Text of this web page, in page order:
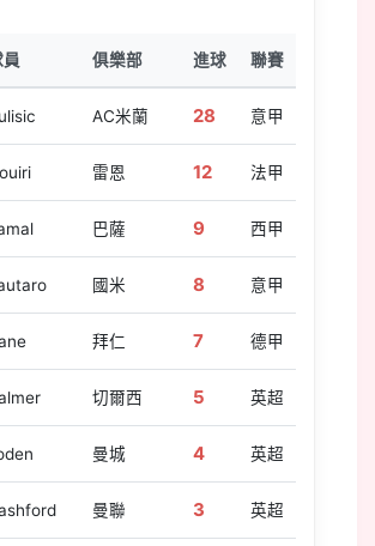
俱樂部 進球 聯賽
AC米蘭 28 意甲
雷恩 12 法甲
巴薩 9 西甲
國米 8 意甲
拜仁 7 德甲
切爾西 5 英超
曼城 4 英超
曼聯 3 英超